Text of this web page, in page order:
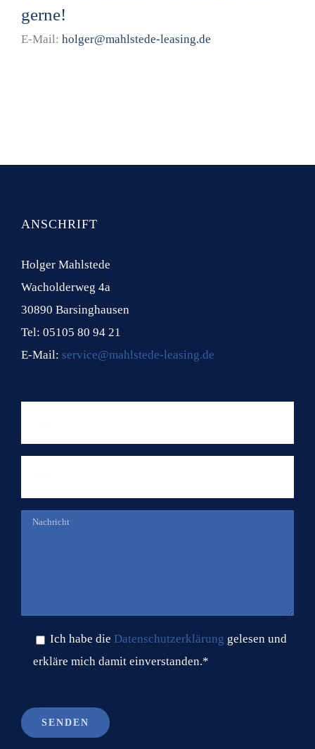
gerne!
E-Mail: holger@mahlstede-leasing.de
ANSCHRIFT
Holger Mahlstede
Wacholderweg 4a
30890 Barsinghausen
Tel: 05105 80 94 21
E-Mail: service@mahlstede-leasing.de
Ich habe die Datenschutzerklärung gelesen und
erkläre mich damit einverstanden.*
Bitte lasse dieses Feld leer.